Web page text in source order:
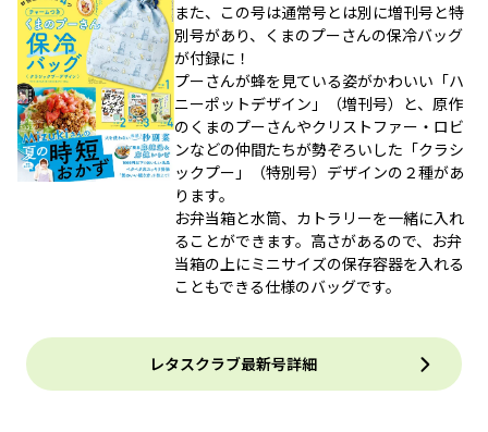
また、この号は通常号とは別に増刊号と特
別号があり、くまのプーさんの保冷バッグ
が付録に！
プーさんが蜂を見ている姿がかわいい「ハ
ニーポットデザイン」（増刊号）と、原作
のくまのプーさんやクリストファー・ロビ
ンなどの仲間たちが勢ぞろいした「クラシ
ックプー」（特別号）デザインの２種があ
ります。
お弁当箱と水筒、カトラリーを一緒に入れ
ることができます。高さがあるので、お弁
当箱の上にミニサイズの保存容器を入れる
こともできる仕様のバッグです。
レタスクラブ最新号詳細